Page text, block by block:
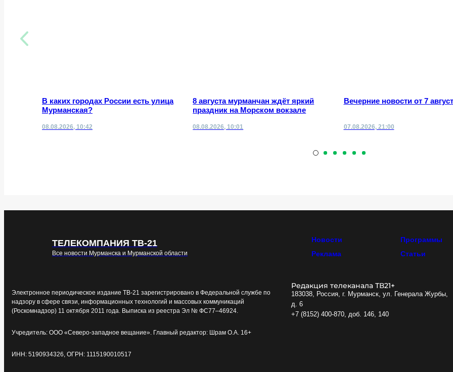
В каких городах России есть улица
Мурманская?
08.08.2026, 10:42
8 августа мурманчан ждёт яркий
праздник на Морском вокзале
08.08.2026, 10:01
Вечерние новости от 7
07.08.2026, 21:00
ТЕЛЕКОМПАНИЯ ТВ-21
Все новости Мурманска и Мурманской области
Новости Программы
Реклама
Статьи
Электронное периодическое издание ТВ-21 зарегистрировано в Федеральной службе по
надзору в сфере связи, информационных технологий и массовых коммуникаций
(Роскомнадзор) 11 октября 2011 года. Выписка из реестра Эл № ФС77–46924.
Учредитель: ООО «Северо-западное вещание». Главный редактор: Шрам О.А. 16+
ИНН: 5190934326, ОГРН: 1115190010517
Редакция телеканала ТВ21+
183038, Россия, г. Мурманск, ул. Генерала Журбы,
д. 6
+7 (8152) 400-870, доб. 146, 140